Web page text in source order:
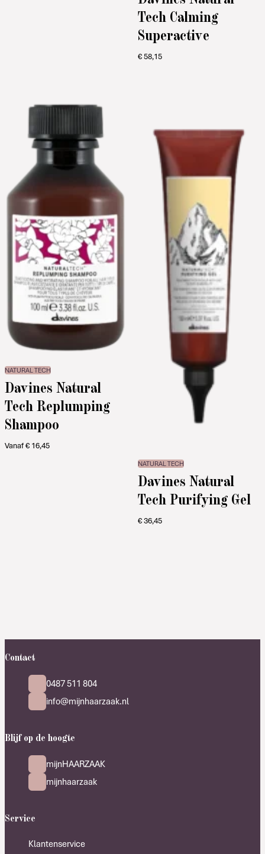
Tech Calming
Superactive
€58,15
NATURAL TECH
Davines Natural
Tech Replumping
Shampoo
Vanaf€ 16,45
NATURAL TECH
Davines Natural
Tech Purifying Gel
€36,45
Contact
0487 511 804
info@mijnhaarzaak.nl
Blijf op de hoogte
mijnHAARZAAK
mijnhaarzaak
Service
Klantenservice